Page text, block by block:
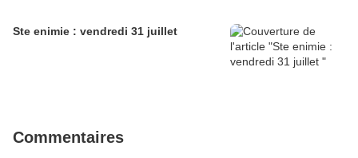
Ste enimie : vendredi 31 juillet
Commentaires